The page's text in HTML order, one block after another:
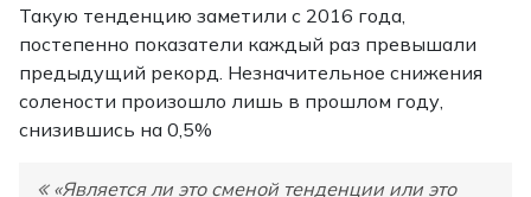
Такую тенденцию заметили с 2016 года,
постепенно показатели каждый раз превышали
предыдущий рекорд. Незначительное снижения
солености произошло лишь в прошлом году,
снизившись на 0,5%
«Является ли это сменой тенденции или это